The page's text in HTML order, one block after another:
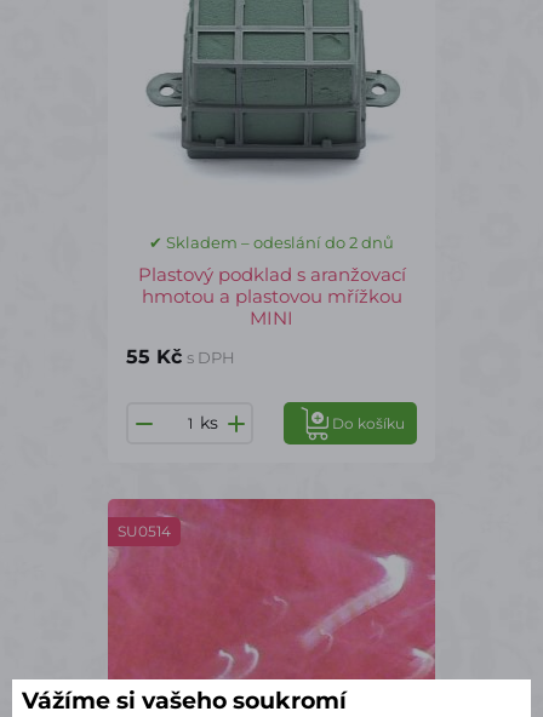
✔ Skladem – odeslání do 2 dnů
Plastový podklad s aranžovací
hmotou a plastovou mřížkou
MINI
55 Kč s DPH
ks Do košíku
SU0514
Vážíme si vašeho soukromí